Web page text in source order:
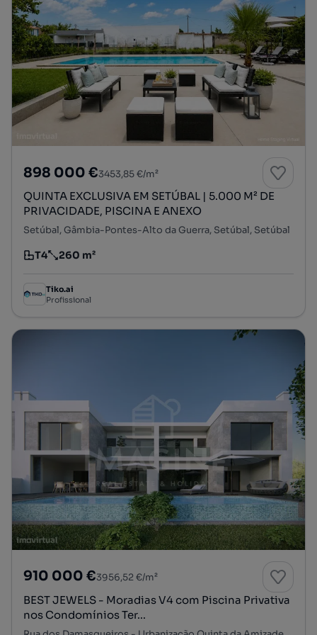
898 000 €3453,85 €/m²
QUINTA EXCLUSIVA EM SETÚBAL | 5.000 M² DE
PRIVACIDADE, PISCINA E ANEXO
Setúbal, Gâmbia-Pontes-Alto da Guerra, Setúbal, Setúbal
Tipologia
T4
Preço por metro quadrado
260 m²
Tiko.ai
Profissional
910 000 €3956,52 €/m²
BEST JEWELS - Moradias V4 com Piscina Privativa
nos Condomínios Ter...